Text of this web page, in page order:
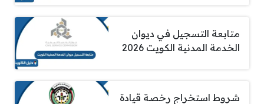
متابعة التسجيل في ديوان
الخدمة المدنية الكويت 2026
شروط استخراج رخصة قيادة